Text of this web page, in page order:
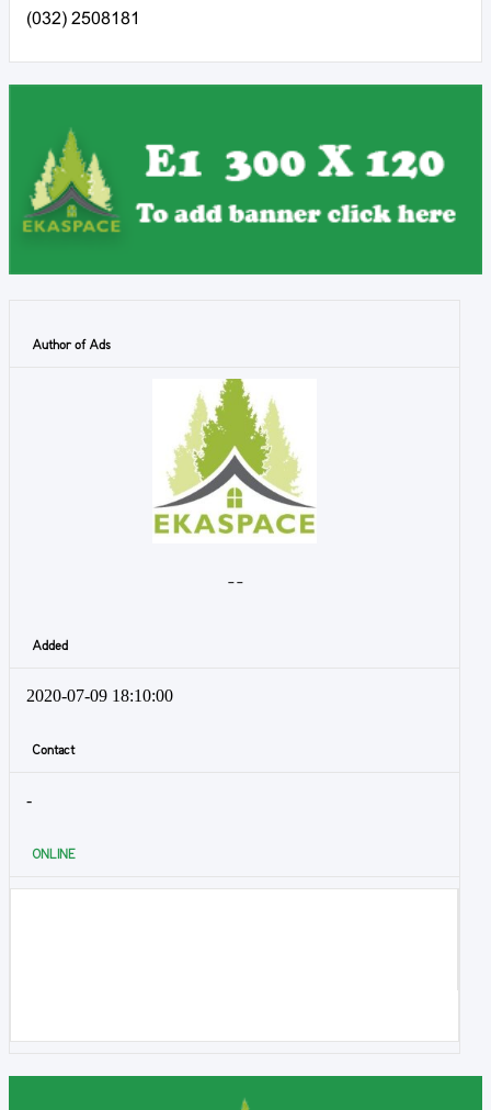
(032) 2508181
Author of Ads
- -
Added
2020-07-09 18:10:00
Contact
-
ONLINE